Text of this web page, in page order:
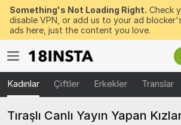
Something's Not Loading Right. Check
disable VPN, or add us to your ad
ads here, just the content you love.
Kadınlar Çiftler Erkekler Translar
Tıraşlı Canlı Yayın Yapan